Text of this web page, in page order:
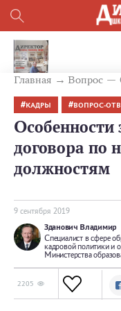
Главная Вопрос —
КАДРЫ ВОПРОС-
Особенности
договора по
должностям
9 сентября 2019
Зданович Владимир
Специалист в сфере
кадровой политики и
Министерства
2205